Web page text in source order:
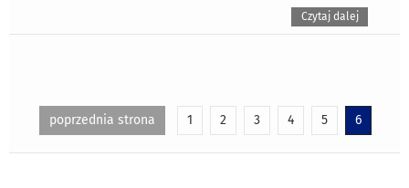
Czytaj dalej
poprzednia strona 1 2 3 4 5 6